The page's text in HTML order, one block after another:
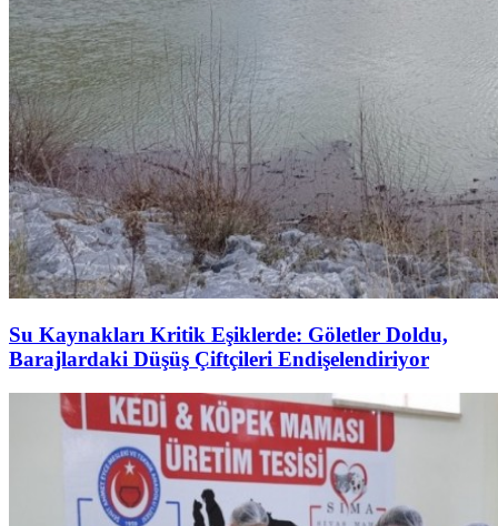
Su Kaynakları Kritik Eşiklerde: Göletler Doldu,
Barajlardaki Düşüş Çiftçileri Endişelendiriyor